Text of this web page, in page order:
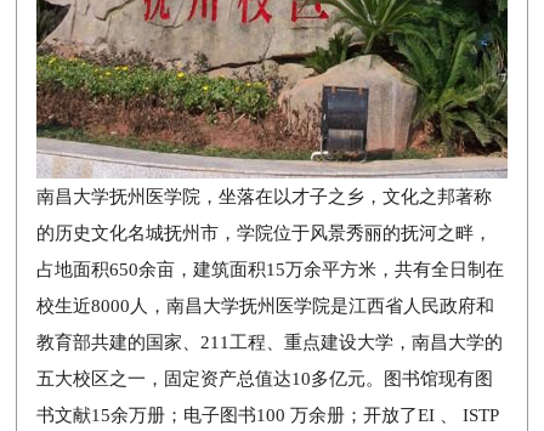
南昌大学抚州医学院，坐落在以才子之乡，文化之邦著称
的历史文化名城抚州市，学院位于风景秀丽的抚河之畔，
占地面积650余亩，建筑面积15万余平方米，共有全日制在
校生近8000人，南昌大学抚州医学院是江西省人民政府和
教育部共建的国家、211工程、重点建设大学，南昌大学的
五大校区之一，固定资产总值达10多亿元。图书馆现有图
书文献15余万册；电子图书100 万余册；开放了EI 、 ISTP